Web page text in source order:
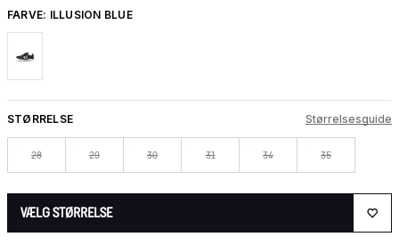
FARVE: ILLUSION BLUE
STØRRELSE Størrelsesguide
28 29 30 31 34 35
VÆLG STØRRELSE